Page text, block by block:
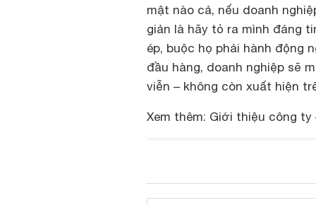
mật nào cả, nếu doanh
giản là hãy tỏ ra mình đáng
ép, buộc họ phải hành động
đầu hàng, doanh nghiệp sẽ
viễn – không còn xuất hiện
Xem thêm: Giới thiệu công ty